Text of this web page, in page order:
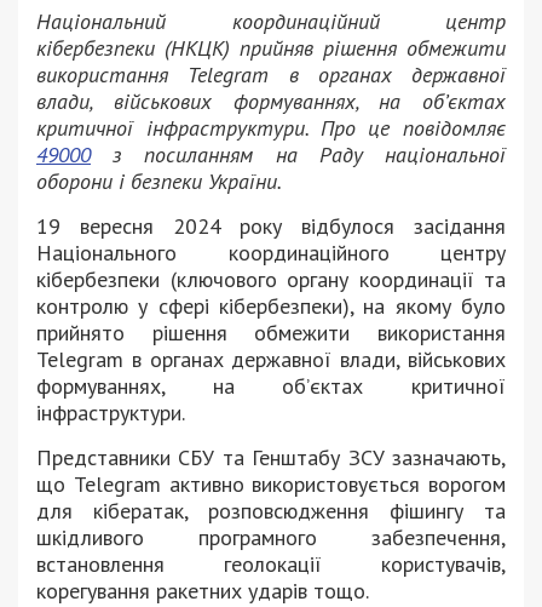
Національний координаційний центр
кібербезпеки (НКЦК) прийняв рішення обмежити
використання Telegram в органах державної
влади, військових формуваннях, на об’єктах
критичної інфраструктури. Про це повідомляє
49000з посиланням на Раду національної
оборони і безпеки України.
19 вересня 2024 року відбулося засідання
Національного координаційного центру
кібербезпеки (ключового органу координації та
контролю у сфері кібербезпеки), на якому було
прийнято рішення обмежити використання
Telegram в органах державної влади, військових
формуваннях, на об’єктах критичної
інфраструктури.
Представники СБУ та Генштабу ЗСУ зазначають,
що Telegram активно використовується ворогом
для кібератак, розповсюдження фішингу та
шкідливого програмного забезпечення,
встановлення геолокації користувачів,
корегування ракетних ударів тощо.